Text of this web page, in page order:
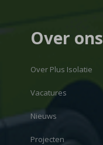
Over ons
Over Plus Isolatie
Vacatures
Nieuws
Projecten